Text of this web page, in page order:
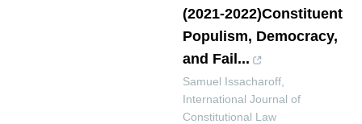
(2021-2022)Constituent
Populism, Democracy,
and Fail...
Samuel Issacharoff
International Journal of
Constitutional Law